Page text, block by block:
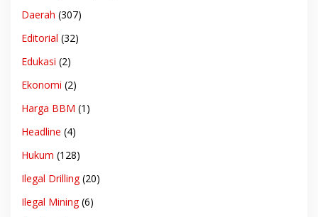
Daerah (307)
Editorial (32)
Edukasi (2)
Ekonomi (2)
Harga BBM (1)
Headline (4)
Hukum (128)
Ilegal Drilling(20)
Ilegal Mining(6)